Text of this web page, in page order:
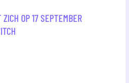
ZICH OP 17 SEPTEMBER